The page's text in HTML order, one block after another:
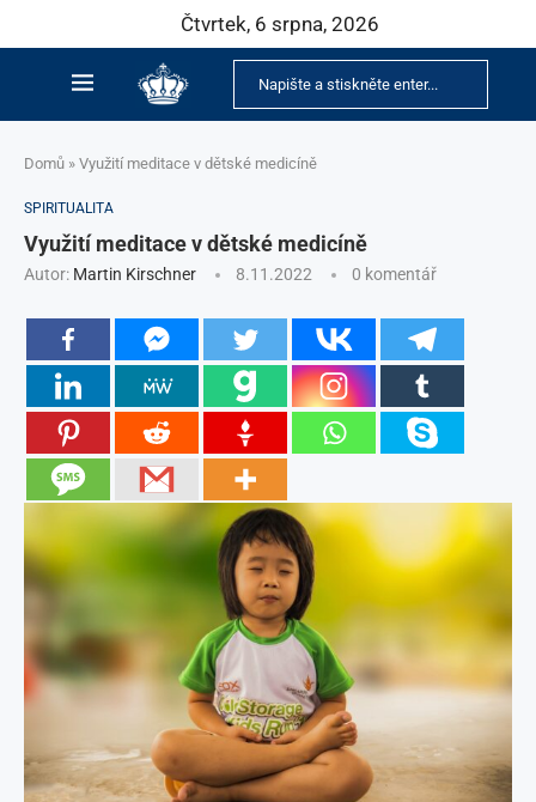
Čtvrtek, 6 srpna, 2026
Domů » Využití meditace v dětské medicíně
SPIRITUALITA
Využití meditace v dětské medicíně
Autor: Martin Kirschner 8.11.2022 0 komentář